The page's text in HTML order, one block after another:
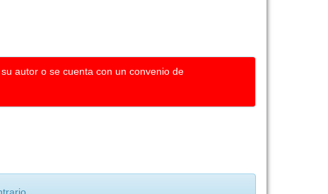
autor o se cuenta con un convenio de